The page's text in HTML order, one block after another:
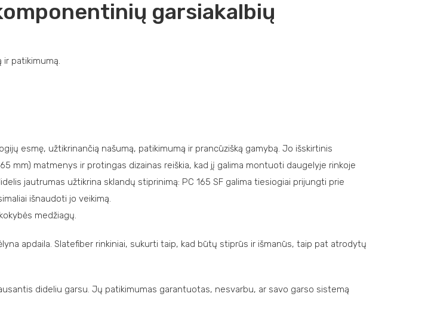
garsiakalbių
ir patikimumą.
esmę, užtikrinančią našumą, patikimumą ir prancūzišką gamybą. Jo išskirtinis
mm) matmenys ir protingas dizainas reiškia, kad jį galima montuoti daugelyje rinkoje
jautrumas užtikrina sklandų stiprinimą: PC 165 SF galima tiesiogiai prijungti prie
išnaudoti jo veikimą.
medžiagų.
apdaila. Slatefiber rinkiniai, sukurti taip, kad būtų stiprūs ir išmanūs, taip pat atrodytų
dideliu garsu. Jų patikimumas garantuotas, nesvarbu, ar savo garso sistemą